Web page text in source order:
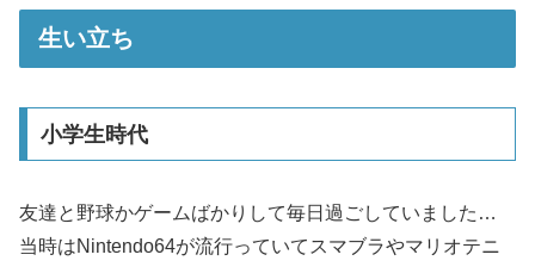
生い立ち
小学生時代
友達と野球かゲームばかりして毎日過ごしていました…
当時はNintendo64が流行っていてスマブラやマリオテニ